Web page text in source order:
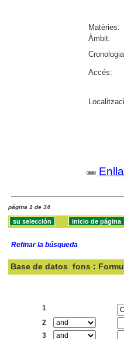
Matèries:
Àmbit:
Accés:
página 1 de 34
Refinar la búsqueda
Base de datos fons :
1
2
3